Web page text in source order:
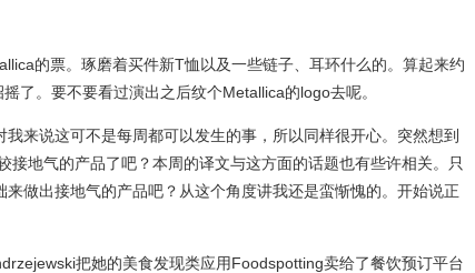
的票。琢磨着买件新T恤以及一些链子、耳环什么的。算起来约
了。要不要看过演出之后纹个Metallica的logo去呢。
来说这可不是每周都可以发生的事，所以同样很开心。突然想到
接地气的产品了吧？本周的译文与这方面的话题也有些许相关。只
做出接地气的产品吧？从这个角度讲我还是蛮惭愧的。开始说正
把她的美食发现类应用Foodspotting卖给了餐饮预订平台